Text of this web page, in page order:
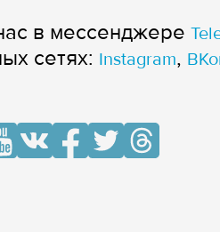
в мессенджере
сетях: Instagram,